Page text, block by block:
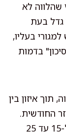
שהלווה לא
גדל בעת
בעליו,
בדמות
תוך איזון בין
החודשית.
ברוב המקרים מדובר בפריסת משכנתא ל-15 עד 25